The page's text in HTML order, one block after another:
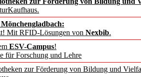
Mit RFID-Lösungen von Nexbib.
ESV-Campus!
für Forschung und Lehre
zur Förderung von Bildung und